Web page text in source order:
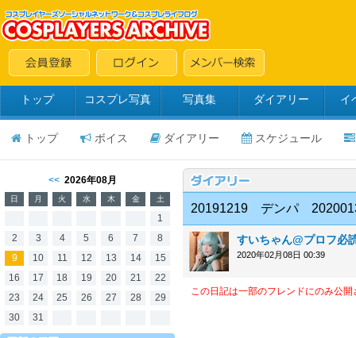
トップ コスプレ写真 写真集 ダイアリー イ
トップ ボイス ダイアリー スケジュール
<< 2026年08月
日 月 火 水 木 金 土
1
2
3 4 5 6 7
8
9
10 11 12 13 14
15
16
17 18 19 20 21
22
23
24 25 26 27 28
29
30
31
20191219 デンパ
すいちゃん@プロフ必
2020年02月08日 00:39
この日記は一部のフレンドにのみ公